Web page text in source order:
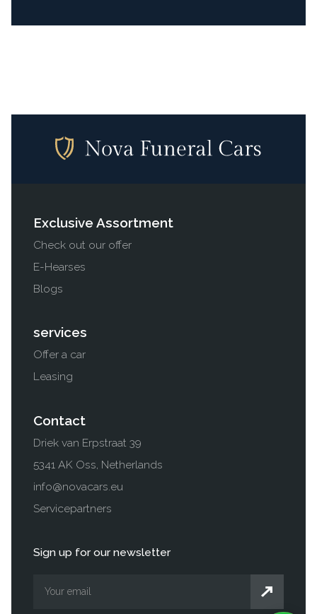
Exclusive Assortment
Check out our offer
E-Hearses
Blogs
services
Offer a car
Leasing
Contact
Driek van Erpstraat 39
5341 AK Oss, Netherlands
info@novacars.eu
Servicepartners
Sign up for our newsletter